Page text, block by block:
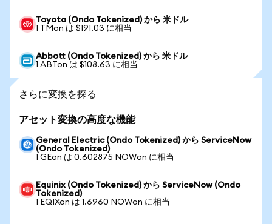
Toyota (Ondo Tokenized) から 米ドル
1 TMon は $191.03 に相当
Abbott (Ondo Tokenized) から 米ドル
1 ABTon は $108.63 に相当
さらに変換を探る
アセット変換の高度な機能
General Electric (Ondo Tokenized) から ServiceNow
(Ondo Tokenized)
1 GEon は 0.602875 NOWon に相当
Equinix (Ondo Tokenized) から ServiceNow (Ondo
Tokenized)
1 EQIXon は 1.6960 NOWon に相当